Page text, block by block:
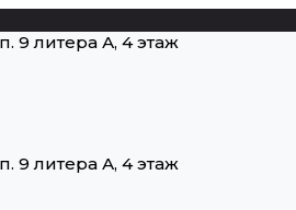
9 литера А, 4 этаж
9 литера А, 4 этаж